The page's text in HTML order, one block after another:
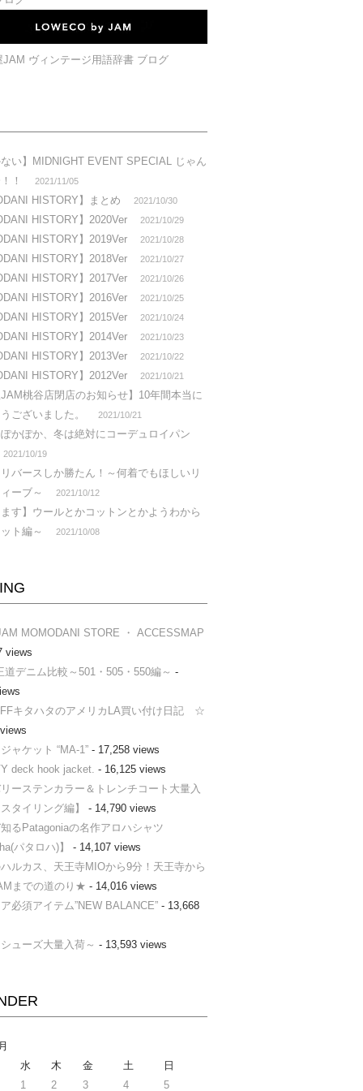
い】MIDNIGHT EVENT SPECIAL じゃん
！
2021/11/05
HISTORY】まとめ 2021/10/30
HISTORY】2020Ver 2021/10/29
HISTORY】2019Ver 2021/10/28
HISTORY】2018Ver 2021/10/27
HISTORY】2017Ver 2021/10/26
HISTORY】2016Ver 2021/10/25
HISTORY】2015Ver 2021/10/24
HISTORY】2014Ver 2021/10/23
HISTORY】2013Ver 2021/10/22
HISTORY】2012Ver 2021/10/21
桃谷店閉店のお知らせ】10年間本当に
ございました。
2021/10/21
かぽか、冬は絶対にコーデュロイパン
2021/10/19
バースしか勝たん！～何着でもほしいリ
ーブ～
2021/10/12
す】ウールとかコットンとかようわから
ト編～
2021/10/08
MOMODANI STORE ・ ACCESSMAP
views
道デニム比較～501・505・550編～ -
キタハタのアメリカLA買い付け日記 ☆
ャケット “MA-1”- 17,258 views
deck hook jacket. - 16,125 views
ーステンカラー＆トレンチコート大量入
タイリング編】
- 14,790 views
るPatagoniaの名作アロハシャツ
パタロハ)】
- 14,107 views
ルカス、天王寺MIOから9分！天王寺から
までの道のり★ - 14,016 views
必須アイテム”NEW BALANCE”- 13,668
ューズ大量入荷～ - 13,593 views
水
木 金 土
日
1
2 3 4 5